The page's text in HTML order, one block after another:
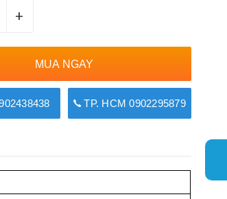
+
MUA NGAY
TP. HCM 0902295879